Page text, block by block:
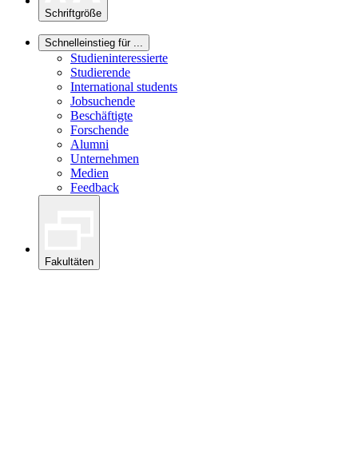
Schriftgröße
Schnelleinstieg für ...
Studieninteressierte
Studierende
International students
Jobsuchende
Beschäftigte
Forschende
Alumni
Unternehmen
Medien
Feedback
Fakultäten